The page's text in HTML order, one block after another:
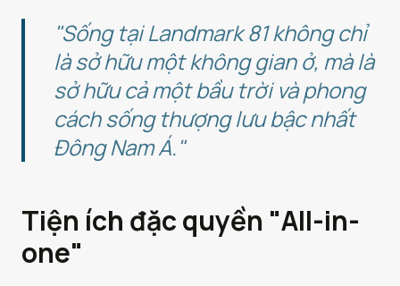
"Sống tại Landmark 81 không chỉ
là sở hữu một không gian ở, mà là
sở hữu cả một bầu trời và phong
cách sống thượng lưu bậc nhất
Đông Nam Á."
Tiện ích đặc quyền "All-in-
one"